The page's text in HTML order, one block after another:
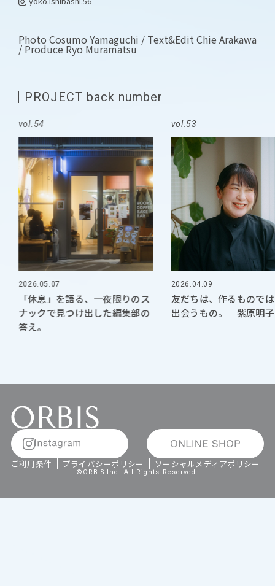
Photo Cosumo Yamaguchi / Text&Edit Chie Arakawa
/ Produce Ryo Muramatsu
PROJECT back number
vol.54
2026.05.07
「休息」を語る、一夜限りのス
ナックで見つけ出した編集部の
答え。
vol.53
2026.04.09
友だちは、作るもので
出会うもの。 紫原明子
ご利用条件 プライバシーポリシー ソーシャルメディアポリシー
©ORBIS Inc. All Rights Reserved.